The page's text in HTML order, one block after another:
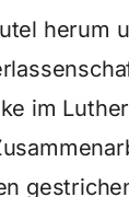
herum
im